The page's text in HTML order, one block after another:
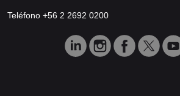
Teléfono +56 2 2692 0200